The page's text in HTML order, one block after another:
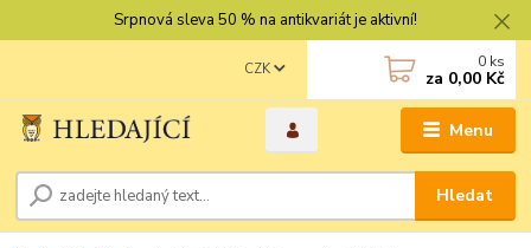
Srpnová sleva 50 % na antikvariát je aktivní!
Menu
CZK
Hledat
0 ks
za 0,00 Kč